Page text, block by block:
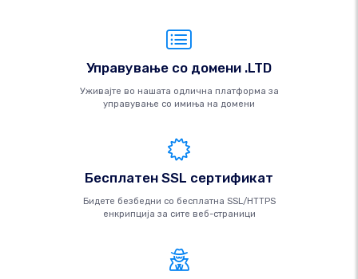
Управување со домени .LTD
Уживајте во нашата одлична платформа за
управување со имиња на домени
Бесплатен SSL сертификат
Бидете безбедни со бесплатна SSL/HTTPS
енкрипција за сите веб-страници